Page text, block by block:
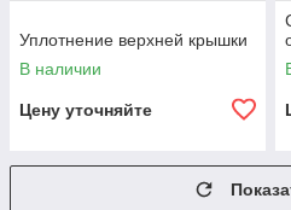
Уплотнение верхней крышки
В наличии
Цену уточняйте